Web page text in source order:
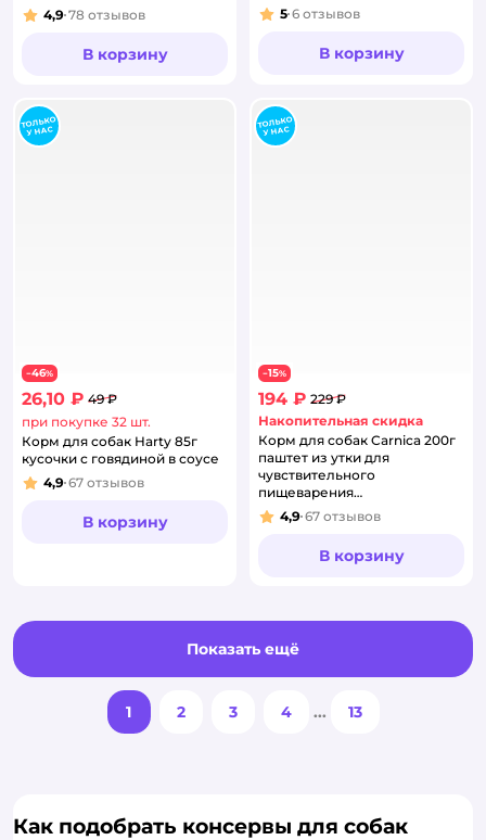
Рейтинг:
4,9 78 отзывов
В корзину
Рейтинг:
5 6 отзывов
В корзину
−46%
26,10 ₽ 49 ₽
при покупке 32 шт.
Корм для собак Harty 85г
кусочки с говядиной в соусе
Рейтинг:
4,9 67 отзывов
В корзину
−15%
194 ₽ 229 ₽
Накопительная скидка
Корм для собак Carnica 200г
паштет из утки для
чувствительного
пищеварения
консервированный
Рейтинг:
4,9 67 отзывов
В корзину
Показать ещё
1 2 3 4 ... 13
Как подобрать консервы для собак